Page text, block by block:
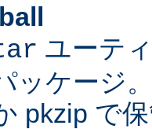
ユーテ
ッケージ
pkzip で